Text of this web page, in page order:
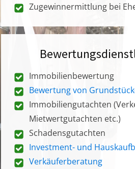
Zugewinnermittlung bei
Immobilienbewertung
Bewertung von
Immobiliengutachten
Mietwertgutachten etc.)
Schadensgutachten
Investment- und
Verkäuferberatung